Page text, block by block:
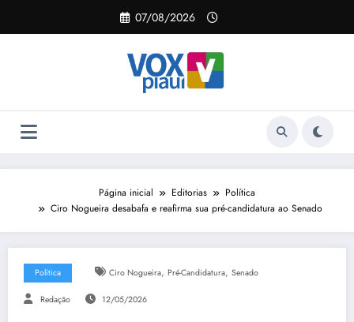
o
07/08/2026
Página inicial Editorias
Política
Ciro Nogueira desabafa e reafirma sua pré-candidatura ao Senado
Política Ciro Nogueira, Pré-Candidatura, Senado
Redação 12/05/2026